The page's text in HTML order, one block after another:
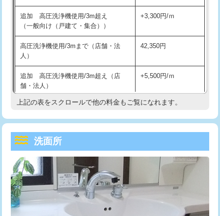
マス交換（深さ50㎝以上） 66,000円
コンクリート斫り（厚さ10㎝まで） 27,500円
コンクリート斫り（厚さ10㎝超え）
モルタル補修（厚さ10㎝まで）
モルタル補修（厚さ10㎝超え） 38,500円
洗面台設置 38,500円
追加人工
廃棄・処分 現場見積
※給水管工事は20mmまでの価格です。
持込商品取付（混合水栓） 16,500円
給水管工事※（ホール加工)
給水管工事※（バンド止め) 3,300円
給水管工事※（支持金具設置) 5,500円
給水管工事※（保温材使用（バンド止
め込み）)
5,500円
給水管工事※（土の掘削・埋め戻し作
業)
11,000円
給水管工事※（塩ビ管（VP・HI）使
用/3ｍまで)
33,000円
給水管工事※（塩ビ管（VP・HI）使
追加 高圧洗浄機使用/3m超え
（一般向け（戸建て・集合））
+3,300円/ｍ
高圧洗浄機使用/3mまで（店舗・法
人）
42,350円
追加 高圧洗浄機使用/3m超え（店
舗・法人）
+5,500円/ｍ
高度高圧洗浄換 現地調査
トーラー機使用/3mまで
追加トーラー機使用/3m超え +3,300円
カメラ調査 33,000円
桝清掃
上記の表をスクロールで他の料金もご覧になれます。
洗面所